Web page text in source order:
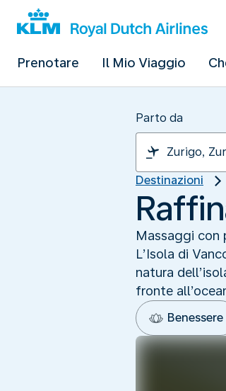
Prenotare Il Mio Viaggio
Parto da
Destinazioni
Massaggi con
L’Isola di
natura
fronte
Benessere